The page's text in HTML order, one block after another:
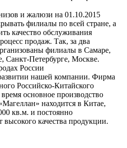
и жалюзи на 01.10.2015
филиалы по всей стране, а
качество обслуживания
продаж. Так, за два
филиалы в Самаре,
Санкт-Петербурге, Москве.
России
нашей компании. Фирма
Российско-Китайского
основное производство
находится в Китае,
кв.м. и постоянно
высокого качества продукции.